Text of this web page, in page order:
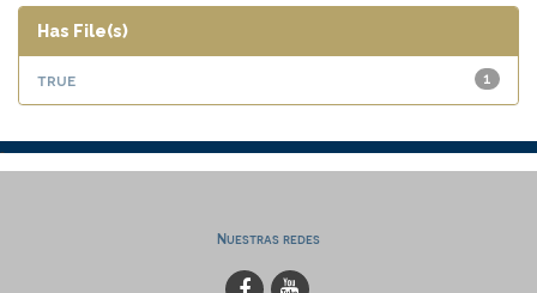
Has File(s)
1
true
Nuestras redes